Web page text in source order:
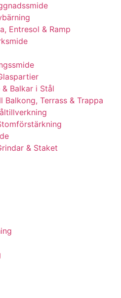
Entresol & Ramp
& Balkar i Stål
Balkong, Terrass & Trappa
& Staket